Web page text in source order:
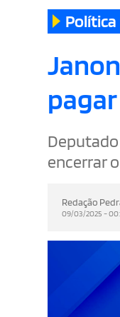
Política
encerrar
Redação
09/03/2025 -